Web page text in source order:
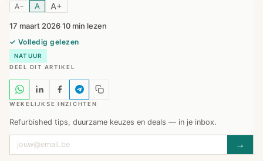
A− A A+
17 maart 202610 min lezen
✓ Volledig gelezen
NATUUR
DEEL DIT ARTIKEL
WEKELIJKSE INZICHTEN
Refurbished tips, duurzame keuzes en deals — in je inbox.
→